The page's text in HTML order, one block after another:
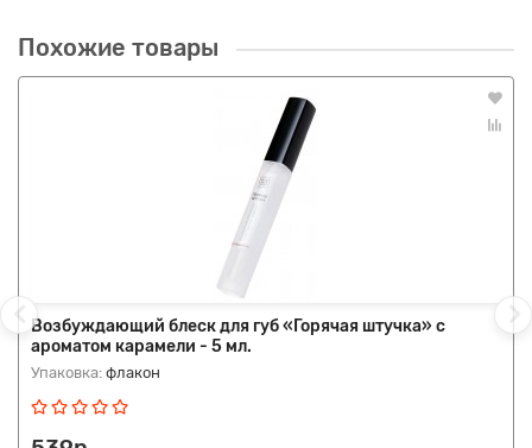
Похожие товары
Возбуждающий блеск для губ «Горячая штучка» с
ароматом карамели - 5 мл.
Упаковка: флакон